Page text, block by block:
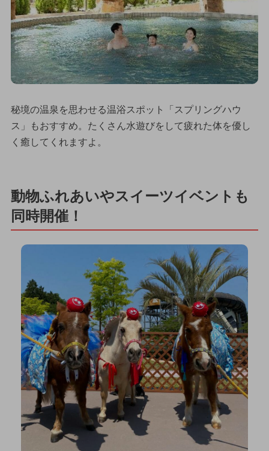
秘境の温泉を思わせる温浴スポット「スプリングハウ
ス」もおすすめ。たくさん水遊びをして疲れた体を優し
く癒してくれますよ。
動物ふれあいやスイーツイベントも
同時開催！